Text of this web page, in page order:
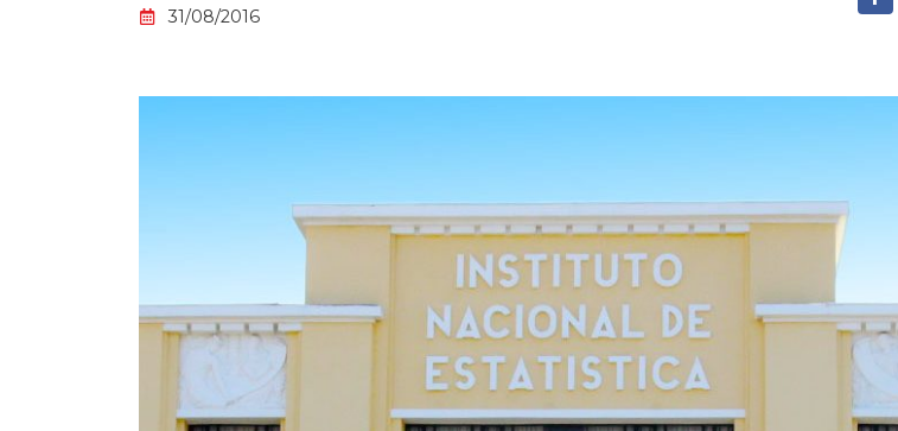
31/08/2016